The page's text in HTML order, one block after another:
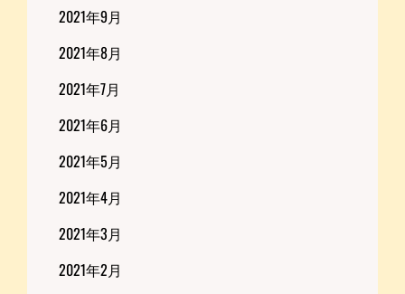
2021年9月
2021年8月
2021年7月
2021年6月
2021年5月
2021年4月
2021年3月
2021年2月